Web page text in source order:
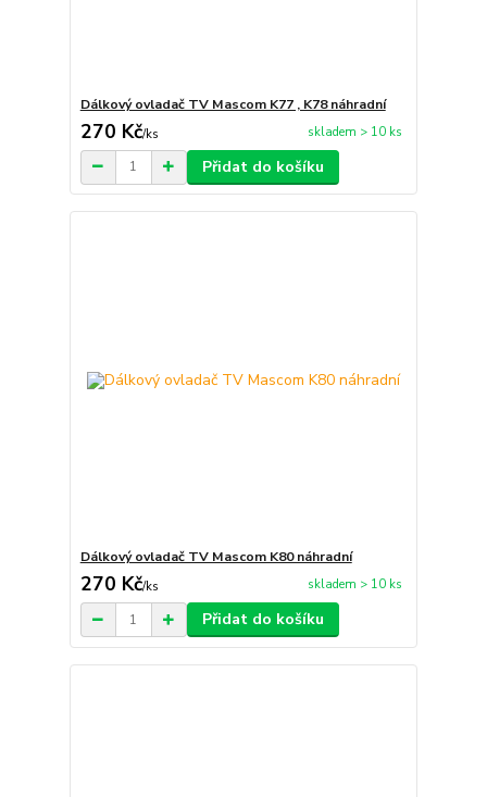
Dálkový ovladač TV Mascom K77 , K78 náhradní
270 Kč/ks skladem > 10 ks
Přidat do košíku
Dálkový ovladač TV Mascom K80 náhradní
270 Kč/ks skladem > 10 ks
Přidat do košíku